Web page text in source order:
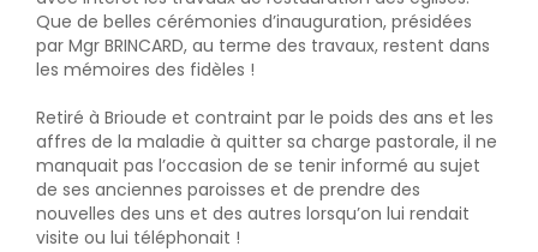
Que de belles cérémonies d’inauguration, présidées
par Mgr BRINCARD, au terme des travaux, restent dans
les mémoires des fidèles !
Retiré à Brioude et contraint par le poids des ans et les
affres de la maladie à quitter sa charge pastorale, il ne
manquait pas l’occasion de se tenir informé au sujet
de ses anciennes paroisses et de prendre des
nouvelles des uns et des autres lorsqu’on lui rendait
visite ou lui téléphonait !